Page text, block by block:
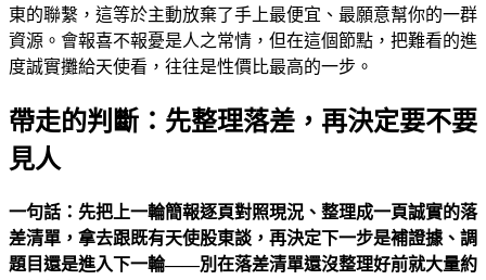
東的聯繫，這等於主動放棄了手上最便宜、最願意幫你的一群
資源。會報喜不報憂是人之常情，但在這個節點，把難看的進
度誠實攤給天使看，往往是性價比最高的一步。
帶走的判斷：先整理落差，再決定要不要
見人
一句話：先把上一輪簡報逐頁對照現況、整理成一頁誠實的落
差清單，拿去跟既有天使股東談，再決定下一步是補證據、調
題目還是進入下一輪——別在落差清單還沒整理好前就大量約